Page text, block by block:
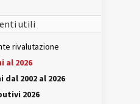
utili
rivalutazione
al 2026
2002 al 2026
2026